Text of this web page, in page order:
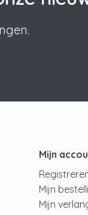
Mijn
Mijn
Mijn